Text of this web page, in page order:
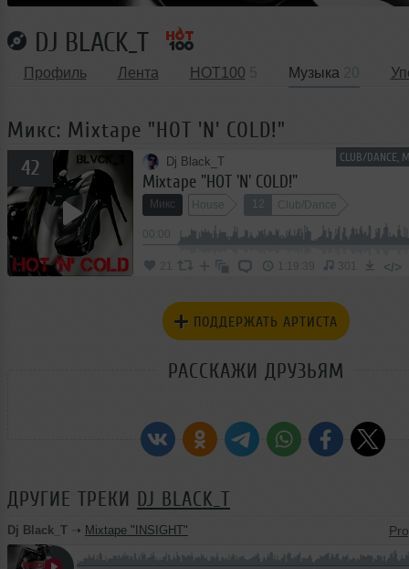
DJ BLACK_T
Профиль Лента HOT100 Музыка
Микс: Mixtape "HOT 'N' COLD!"
CLUB/
42 Dj Black_T
Mixtape "HOT 'N' COLD!"
Микс House 12 Club/Dance
21 1:19:39 301 </>
ПОДДЕРЖАТЬ АРТИСТА
РАССКАЖИ ДРУЗЬЯМ
ДРУГИЕ ТРЕКИ DJ BLACK_T
Dj Black_T ➝ Mixtape "INSIGHT"